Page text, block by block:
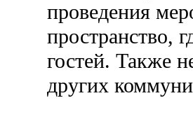
проведения
пространство,
гостей. Также
других